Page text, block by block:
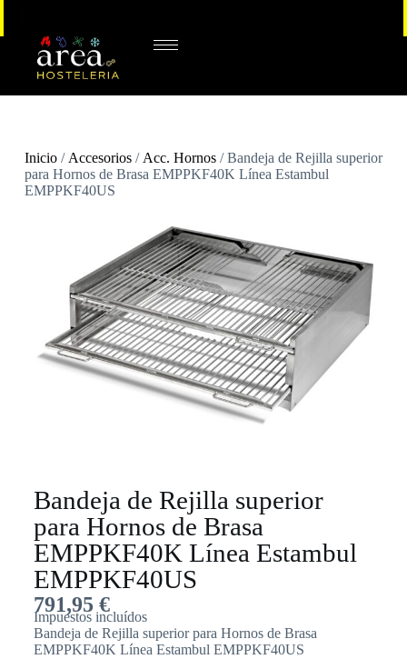
Inicio/ Accesorios/ Acc. Hornos/ Bandeja de Rejilla superior
para Hornos de Brasa EMPPKF40K Línea Estambul
EMPPKF40US
Bandeja de Rejilla superior
para Hornos de Brasa
EMPPKF40K Línea Estambul
EMPPKF40US
791,95 €
Impuestos incluídos
Bandeja de Rejilla superior para Hornos de Brasa
EMPPKF40K Línea Estambul EMPPKF40US